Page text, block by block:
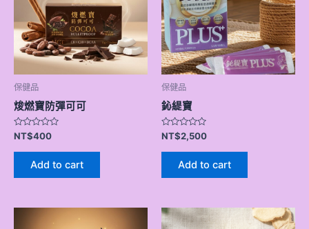
保健品
焌燃寶防彈可可
Rated
0
out
NT$400
Add to cart
保健品
鈊緹寶
Rated
0
out
NT$2,500
Add to cart